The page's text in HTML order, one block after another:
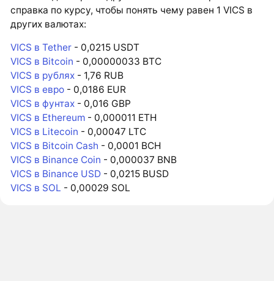
справка по курсу, чтобы понять чему равен 1 VICS в
других валютах:
VICS в Tether - 0,0215 USDT
VICS в Bitcoin - 0,00000033 BTC
VICS в рублях - 1,76 RUB
VICS в евро - 0,0186 EUR
VICS в фунтах - 0,016 GBP
VICS в Ethereum - 0,000011 ETH
VICS в Litecoin - 0,00047 LTC
VICS в Bitcoin Cash - 0,0001 BCH
VICS в Binance Coin - 0,000037 BNB
VICS в Binance USD - 0,0215 BUSD
VICS в SOL - 0,00029 SOL